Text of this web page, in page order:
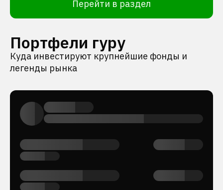
Перейти в раздел
Портфели гуру
Куда инвестируют крупнейшие фонды и
легенды рынка